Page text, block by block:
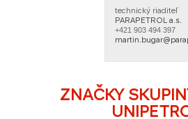
technický riaditeľ
PARAPETROL a.s.
+421 903 494 397
ZNAČKY